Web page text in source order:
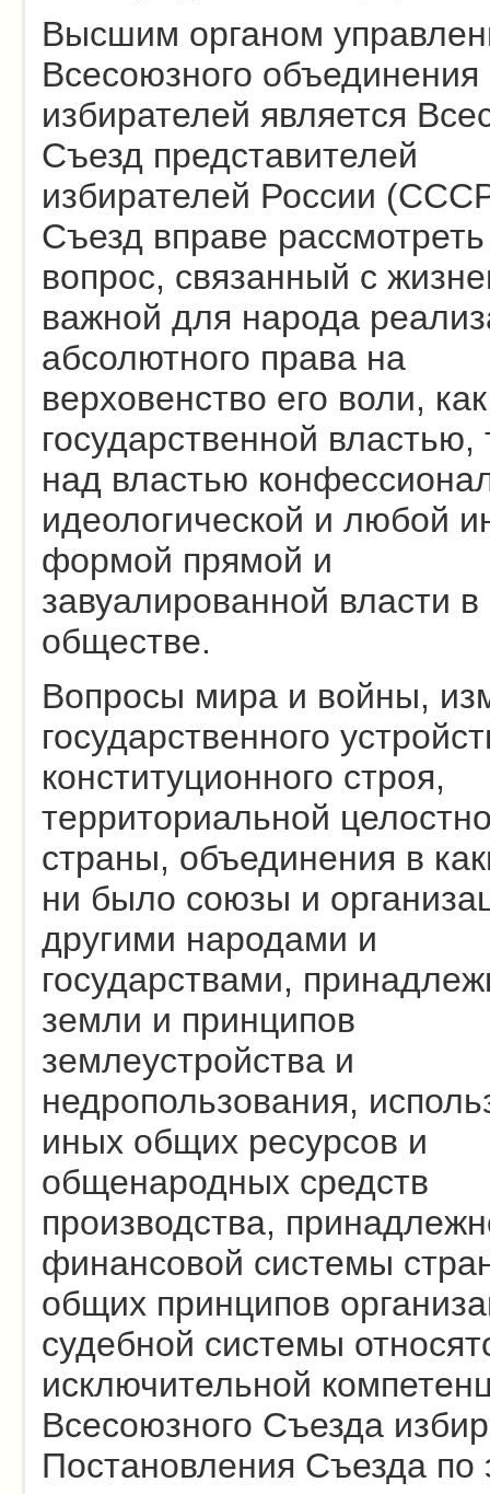
Высшим органом
Всесоюзного объединения
избирателей является
Съезд представителей
избирателей России
Съезд вправе
вопрос, связанный с
важной для народа
абсолютного права на
верховенство его воли,
государственной властью,
над властью
идеологической и любой
формой прямой и
завуалированной власти в
обществе.
Вопросы мира и войны,
государственного
конституционного строя,
территориальной
страны, объединения в
ни было союзы и
другими народами и
государствами,
земли и принципов
землеустройства и
недропользования,
иных общих ресурсов и
общенародных средств
производства,
финансовой системы
общих принципов
судебной системы
исключительной
Всесоюзного Съезда
Постановления Съезда по